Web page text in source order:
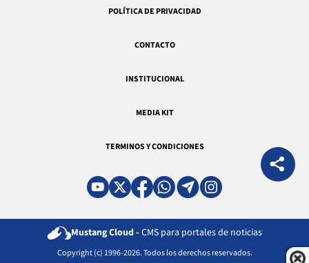
POLÍTICA DE PRIVACIDAD
CONTACTO
INSTITUCIONAL
MEDIA KIT
TERMINOS Y CONDICIONES
Mustang Cloud - CMS para portales de noticias
Copyright (c) 1996-2026. Todos los derechos reservados.